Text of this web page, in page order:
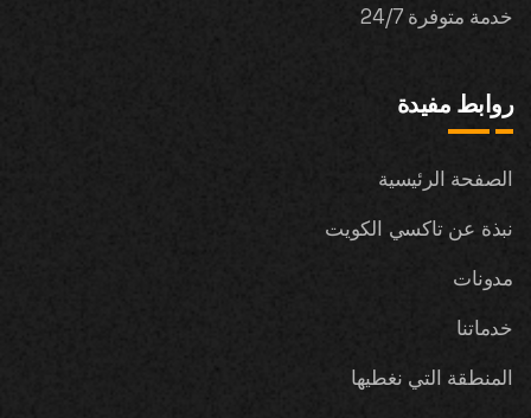
خدمة متوفرة 24/7
روابط مفيدة
الصفحة الرئيسية
نبذة عن تاكسي الكويت
مدونات
خدماتنا
المنطقة التي نغطيها